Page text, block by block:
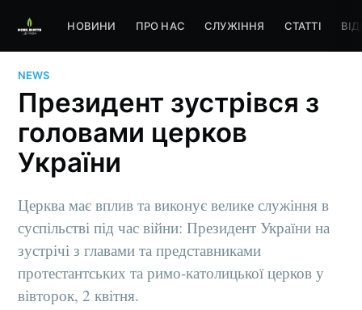
НОВИНИ ПРО НАС СЛУЖІННЯ СТАТТІ
NEWS
Президент зустрівся з
головами церков
України
Церква має вплив та виконує велике служіння в
суспільстві під час війни: Президент України на
зустрічі з главами та представниками
протестантських та римо-католицької церков у
вівторок, 2 квітня.